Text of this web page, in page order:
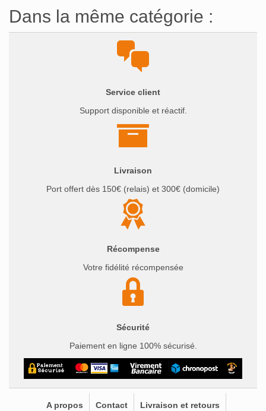
Dans la même catégorie :
Service client
Support disponible et réactif.
Livraison
Port offert dès 150€ (relais) et 300€ (domicile)
Récompense
Votre fidélité récompensée
Sécurité
Paiement en ligne 100% sécurisé.
A propos Contact
Livraison et retours